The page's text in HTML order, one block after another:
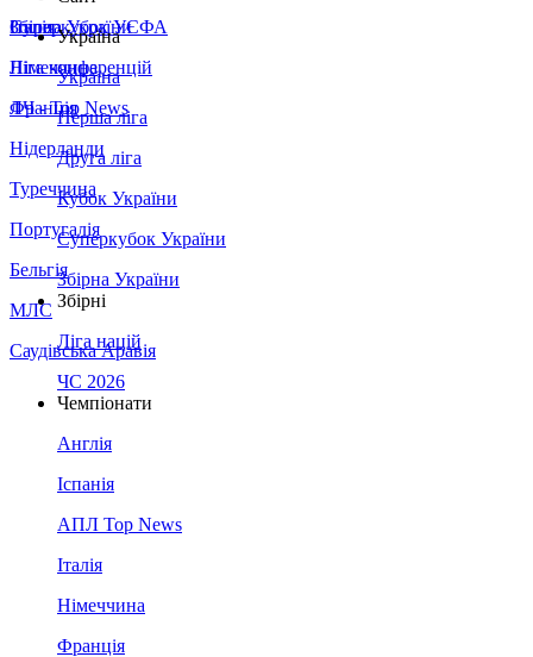
Збірна України
Італія
Німеччина
Франція
Нідерланди
Туреччина
Португалія
Бельгія
МЛС
Саудівська Аравія
Суперкубок УЄФА
Ліга конференцій
ЛЧ - Top News
Україна
Україна
Перша ліга
Друга ліга
Кубок України
Суперкубок України
Збірна України
Збірні
Ліга націй
ЧС 2026
Чемпіонати
Англія
Іспанія
АПЛ Top News
Італія
Німеччина
Франція